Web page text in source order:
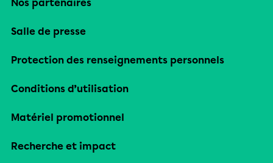
Nos partenaires
Salle de presse
Protection des renseignements personnels
Conditions d’utilisation
Matériel promotionnel
Recherche et impact